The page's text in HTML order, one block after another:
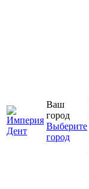
Ваш
город
Выберите
город